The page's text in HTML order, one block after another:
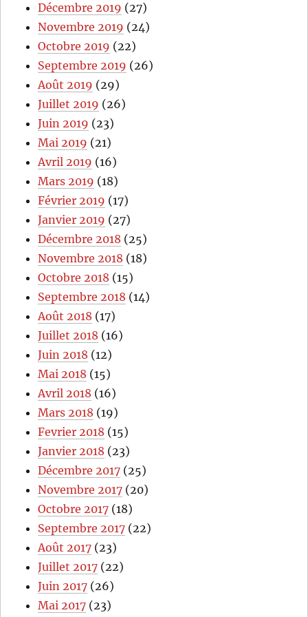
Décembre 2019 (27)
Novembre 2019 (24)
Octobre 2019 (22)
Septembre 2019 (26)
Août 2019 (29)
Juillet 2019 (26)
Juin 2019 (23)
Mai 2019 (21)
Avril 2019 (16)
Mars 2019 (18)
Février 2019 (17)
Janvier 2019 (27)
Décembre 2018 (25)
Novembre 2018 (18)
Octobre 2018 (15)
Septembre 2018 (14)
Août 2018 (17)
Juillet 2018 (16)
Juin 2018 (12)
Mai 2018 (15)
Avril 2018 (16)
Mars 2018 (19)
Fevrier 2018 (15)
Janvier 2018 (23)
Décembre 2017 (25)
Novembre 2017 (20)
Octobre 2017 (18)
Septembre 2017 (22)
Août 2017 (23)
Juillet 2017 (22)
Juin 2017 (26)
Mai 2017 (23)